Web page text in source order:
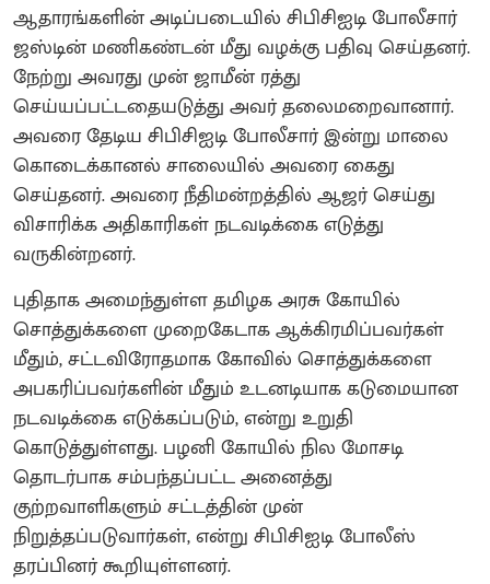
ஆதாரங்களின் அடிப்படையில் சிபிசிஐடி போலீசார்
ஜஸ்டின் மணிகண்டன் மீது வழக்கு பதிவு செய்தனர்.
நேற்று அவரது முன் ஜாமீன் ரத்து
செய்யப்பட்டதையடுத்து அவர் தலைமறைவானார்.
அவரை தேடிய சிபிசிஐடி போலீசார் இன்று மாலை
கொடைக்கானல் சாலையில் அவரை கைது
செய்தனர். அவரை நீதிமன்றத்தில் ஆஜர் செய்து
விசாரிக்க அதிகாரிகள் நடவடிக்கை எடுத்து
வருகின்றனர்.
புதிதாக அமைந்துள்ள தமிழக அரசு கோயில்
சொத்துக்களை முறைகேடாக ஆக்கிரமிப்பவர்கள்
மீதும், சட்டவிரோதமாக கோவில் சொத்துக்களை
அபகரிப்பவர்களின் மீதும் உடனடியாக கடுமையான
நடவடிக்கை எடுக்கப்படும், என்று உறுதி
கொடுத்துள்ளது. பழனி கோயில் நில மோசடி
தொடர்பாக சம்பந்தப்பட்ட அனைத்து
குற்றவாளிகளும் சட்டத்தின் முன்
நிறுத்தப்படுவார்கள், என்று சிபிசிஐடி போலீஸ்
தரப்பினர் கூறியுள்ளனர்.